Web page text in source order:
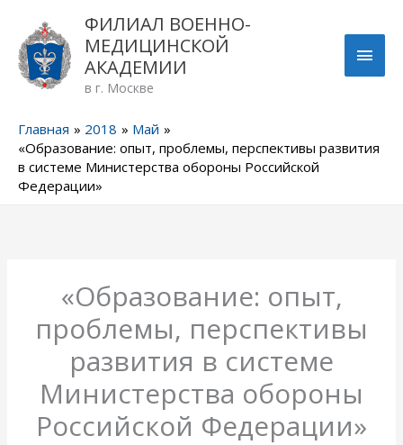
содержимому
ФИЛИАЛ ВОЕННО-
МЕДИЦИНСКОЙ
АКАДЕМИИ
в г. Москве
Главная 2018
Май
«Образование: опыт, проблемы, перспективы развития
в системе Министерства обороны Российской
Федерации»
«Образование: опыт,
проблемы, перспективы
развития в системе
Министерства обороны
Российской Федерации»